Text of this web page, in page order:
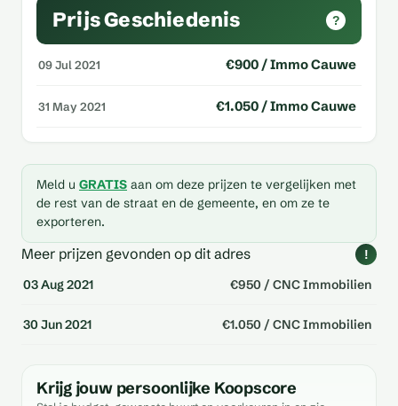
Prijs Geschiedenis ?
09 Jul 2021 €900 / Immo Cauwe
31 May 2021 €1.050 / Immo Cauwe
Meld u GRATIS aan om deze prijzen te vergelijken met
de rest van de straat en de gemeente, en om ze te
exporteren.
Meer prijzen gevonden op dit adres !
03 Aug 2021 €950 / CNC Immobilien
30 Jun 2021 €1.050 / CNC Immobilien
Krijg jouw persoonlijke Koopscore